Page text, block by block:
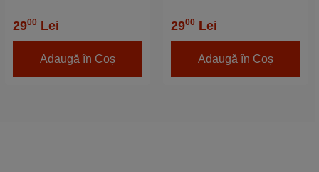
2900 Lei
Adaugă în Coș
2900 Lei
Adaugă în Coș